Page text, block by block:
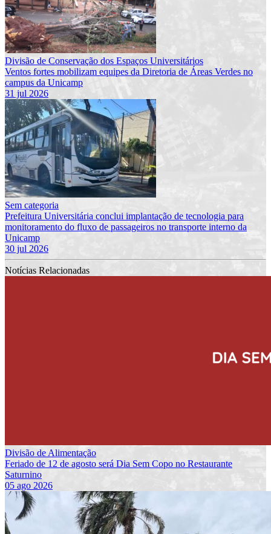
Divisão de Conservação dos Espaços Universitários
Ventos fortes mobilizam equipes da Diretoria de Áreas Verdes no
campus da Unicamp
31 jul 2026
Sem categoria
Prefeitura Universitária conclui implantação de tecnologia para
monitoramento do fluxo de passageiros no transporte interno da
Unicamp
30 jul 2026
Notícias Relacionadas
Divisão de Alimentação
Feriado de 12 de agosto será Dia Sem Copo no Restaurante
Saturnino
05 ago 2026